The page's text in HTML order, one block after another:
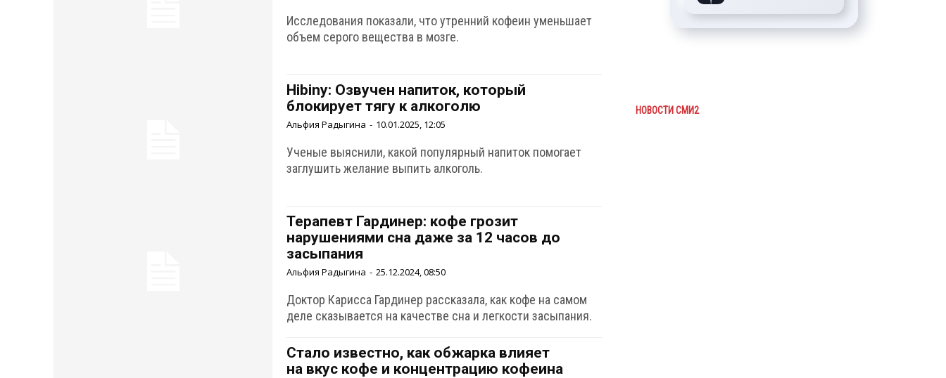
Исследования показали, что утренний кофеин уменьшает
объем серого вещества в мозге.
Hibiny: Озвучен напиток, который
блокирует тягу к алкоголю
Альфия Радыгина - 10.01.2025, 12:05
Ученые выяснили, какой популярный напиток помогает
заглушить желание выпить алкоголь.
Терапевт Гардинер: кофе грозит
нарушениями сна даже за 12 часов до
засыпания
Альфия Радыгина - 25.12.2024, 08:50
Доктор Карисса Гардинер рассказала, как кофе на самом
деле сказывается на качестве сна и легкости засыпания.
Стало известно, как обжарка влияет
на вкус кофе и концентрацию кофеина
НОВОСТИ СМИ2